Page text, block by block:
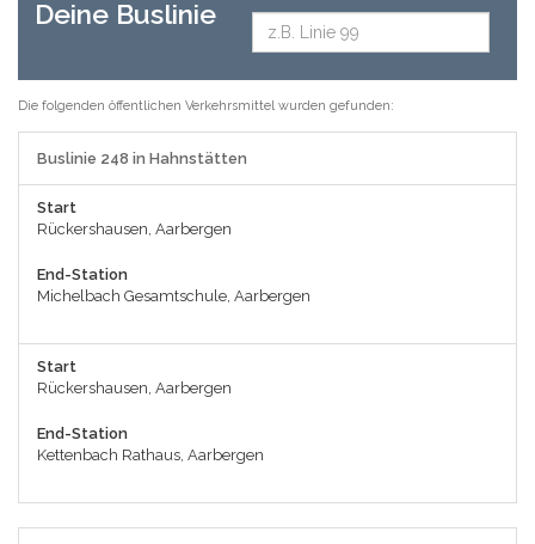
Deine Buslinie
Die folgenden öffentlichen Verkehrsmittel wurden gefunden:
Buslinie 248 in Hahnstätten
Start
Rückershausen, Aarbergen
End-Station
Michelbach Gesamtschule, Aarbergen
Start
Rückershausen, Aarbergen
End-Station
Kettenbach Rathaus, Aarbergen